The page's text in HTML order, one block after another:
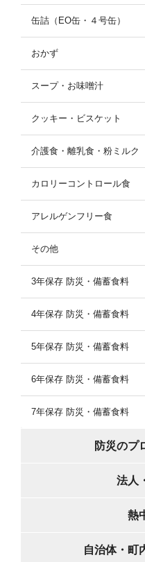
缶詰（EO缶・４号缶）
おかず
スープ・お味噌汁
クッキー・ビスケット
介護食・離乳食・粉ミルク
カロリーコントロール食
アレルゲンフリー食
その他
3年保存 防災・備蓄食料
4年保存 防災・備蓄食料
5年保存 防災・備蓄食料
6年保存 防災・備蓄食料
7年保存 防災・備蓄食料
防災のプ
法人
熱
自治体・町